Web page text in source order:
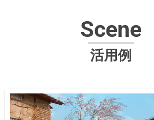
Scene
活用例